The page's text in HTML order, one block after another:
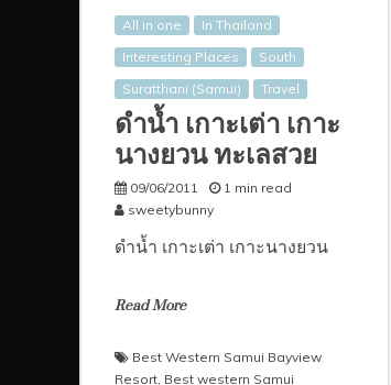
All in one
In Thailand
Interesting Places
South
Suratthani (Samui)
Travel
ดำน้ำ เกาะเต่า เกาะ
นางยวน ทะเลสวย
09/06/2011
1 min read
sweetybunny
ดำน้ำ เกาะเต่า เกาะนางยวน
Read More
Best Western Samui Bayview
Resort, Best western Samui